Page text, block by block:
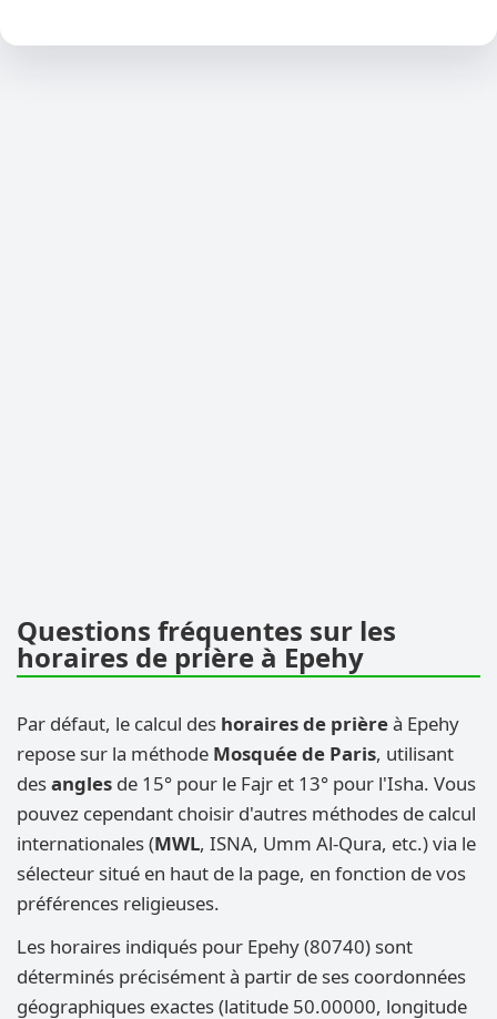
Questions fréquentes sur les
horaires de prière à Epehy
Par défaut, le calcul des horaires de prièreà Epehy
repose sur la méthode Mosquée de Paris, utilisant
desangles de 15° pour le Fajr et 13° pour l'Isha. Vous
pouvez cependant choisir d'autres méthodes de calcul
internationales (MWL, ISNA, Umm Al-Qura, etc.) via le
sélecteur situé en haut de la page, en fonction de vos
préférences religieuses.
Les horaires indiqués pour Epehy (80740) sont
déterminés précisément à partir de ses coordonnées
géographiques exactes (latitude 50.00000, longitude